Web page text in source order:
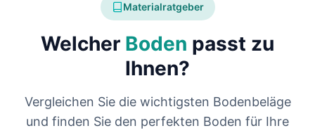
Materialratgeber
Welcher Boden passt zu
Ihnen?
Vergleichen Sie die wichtigsten Bodenbeläge
und finden Sie den perfekten Boden für Ihre